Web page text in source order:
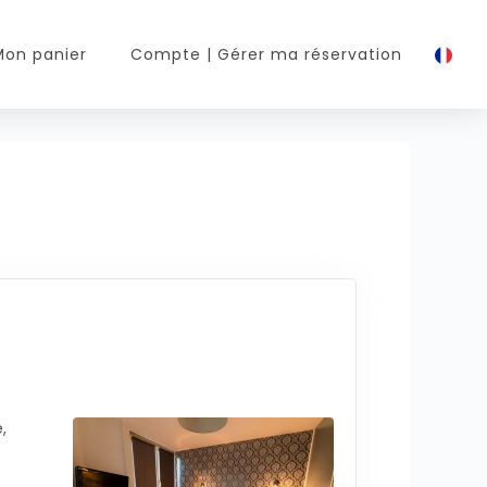
panier Compte | Gérer ma réservation